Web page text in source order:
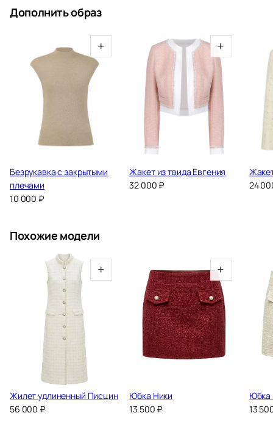
Дополнить образ
+
Безрукавка с закрытыми
плечами
10 000 ₽
+
Жакет из твида Евгения
32 000 ₽
24
Похожие модели
+
Жилет удлиненный Писцин
56 000 ₽
+
Юбка Ники
13 500 ₽
Юбка
13